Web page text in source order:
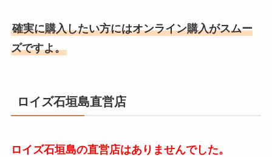
確実に購入したい方にはオンライン購入がスムー
ズですよ。
ロイズ石垣島直営店
ロイズ石垣島の直営店はありませんでした。